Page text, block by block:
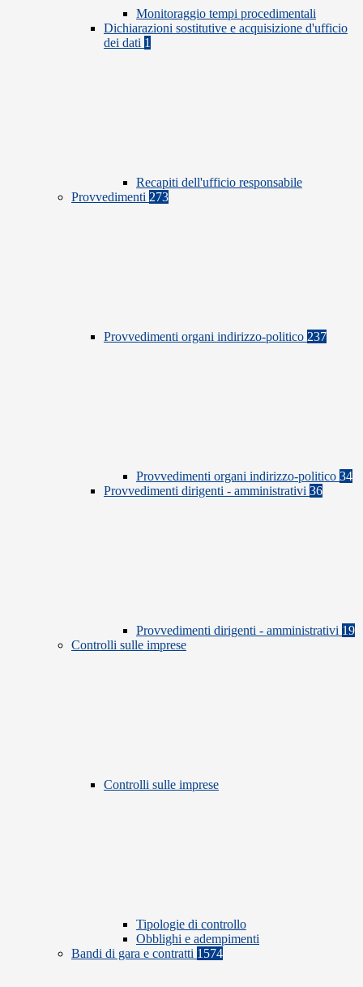
Monitoraggio tempi procedimentali
Dichiarazioni sostitutive e acquisizione d'ufficio
dei dati 1
Recapiti dell'ufficio responsabile
Provvedimenti 273
Provvedimenti organi indirizzo-politico 237
Provvedimenti organi indirizzo-politico 34
Provvedimenti dirigenti - amministrativi 36
Provvedimenti dirigenti - amministrativi 19
Controlli sulle imprese
Controlli sulle imprese
Tipologie di controllo
Obblighi e adempimenti
Bandi di gara e contratti 1574